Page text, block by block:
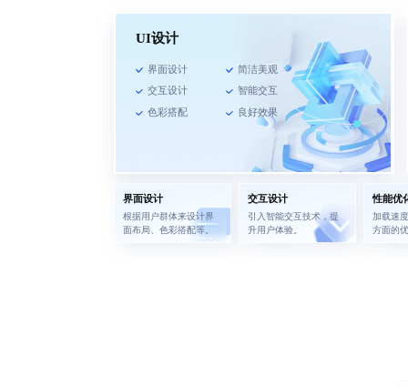
UI设计
界面设计
简洁美观
交互设计
智能交互
色彩搭配
良好效果
界面设计
根据用户群体来设计界
面布局、色彩搭配等。
交互设计
引入智能交互技术，提
升用户体验。
性能优
加载速
方面的